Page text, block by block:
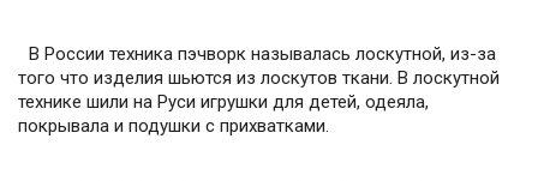
В России техника пэчворк называлась лоскутной, из-за
того что изделия шьются из лоскутов ткани. В лоскутной
технике шили на Руси игрушки для детей, одеяла,
покрывала и подушки с прихватками.